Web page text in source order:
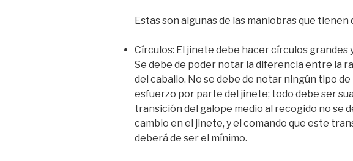
Estas son algunas de las maniobras que tienen
Círculos: El jinete debe hacer círculos grandes
Se debe de poder notar la diferencia entre la
del caballo. No se debe de notar ningún tipo
esfuerzo por parte del jinete; todo debe ser
transición del galope medio al recogido no se
cambio en el jinete, y el comando que este
deberá de ser el mínimo.